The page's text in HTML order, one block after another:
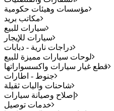
مؤسسات وهيئات حكومية
مكاتب بريد
سيارات للبيع
سيارات للإيجار
دراجات نارية - دبابات
لوحات سيارات مميزة للبيع
قطع غيار سيارات واكسسواراتها
جنوط - اطارات
شاحنات واليات ثقيلة
إصلاح وصيانة سيارات
خدمات توصيل